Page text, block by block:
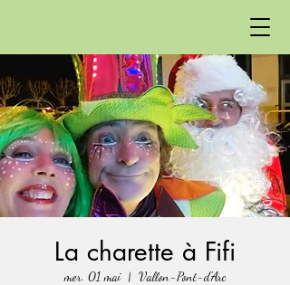
La charette à Fifi
mer. 01 mai
  |
Vallon-Pont-d'Arc